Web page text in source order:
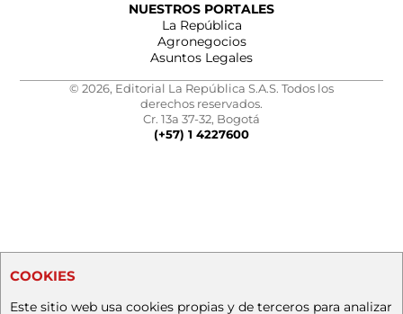
NUESTROS PORTALES
La República
Agronegocios
Asuntos Legales
© 2026, Editorial La República S.A.S. Todos los
derechos reservados.
Cr. 13a 37-32, Bogotá
(+57) 1 4227600
COOKIES
Este sitio web usa cookies propias y de terceros para analizar